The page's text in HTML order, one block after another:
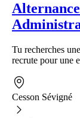
Tu recherches
recrute pour une
Cesson Sévigné